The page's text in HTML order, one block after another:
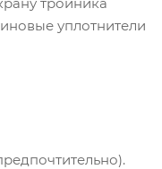
уплотнители